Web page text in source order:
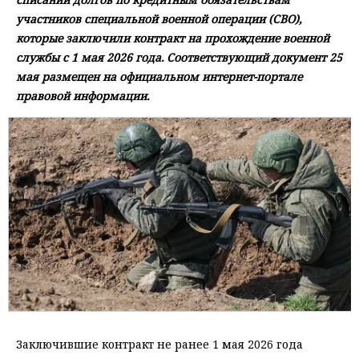
участников специальной военной операции (СВО),
которые заключили контракт на прохождение военной
службы с 1 мая 2026 года. Соответствующий документ 25
мая размещен на официальном интернет-портале
правовой информации.
Заключившие контракт не ранее 1 мая 2026 года